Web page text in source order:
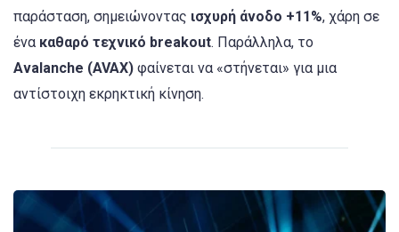
παράσταση, σημειώνοντας ισχυρή άνοδο +11%, χάρη σε
ένα καθαρό τεχνικό breakout. Παράλληλα, το
Avalanche (AVAX) φαίνεται να «στήνεται» για μια
αντίστοιχη εκρηκτική κίνηση.